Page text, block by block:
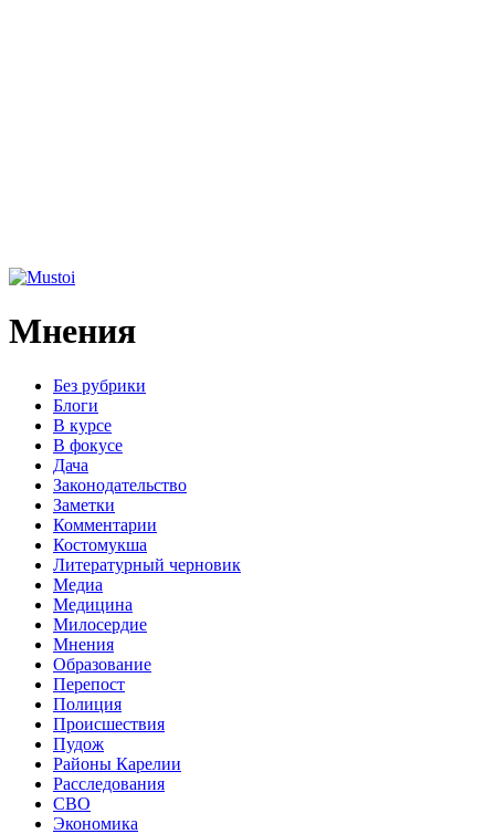
Мнения
Без рубрики
Блоги
В курсе
В фокусе
Дача
Законодательство
Заметки
Комментарии
Костомукша
Литературный черновик
Медиа
Медицина
Милосердие
Мнения
Образование
Перепост
Полиция
Происшествия
Пудож
Районы Карелии
Расследования
СВО
Экономика